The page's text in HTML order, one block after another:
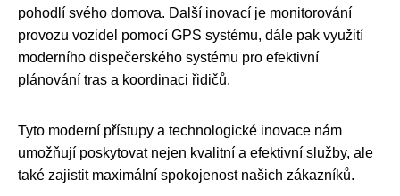
pohodlí svého domova. Další inovací je monitorování
provozu vozidel pomocí GPS systému, dále pak využití
moderního dispečerského systému pro efektivní
plánování tras a koordinaci řidičů.
Tyto moderní přístupy a technologické inovace nám
umožňují poskytovat nejen kvalitní a efektivní služby, ale
také zajistit maximální spokojenost našich zákazníků.